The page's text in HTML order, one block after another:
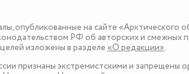
опубликованные на сайте
РФ об авторских и смежных
изложены в разделе «О редакции».
признаны экстремистскими и